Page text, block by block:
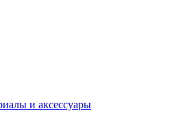
и аксессуары